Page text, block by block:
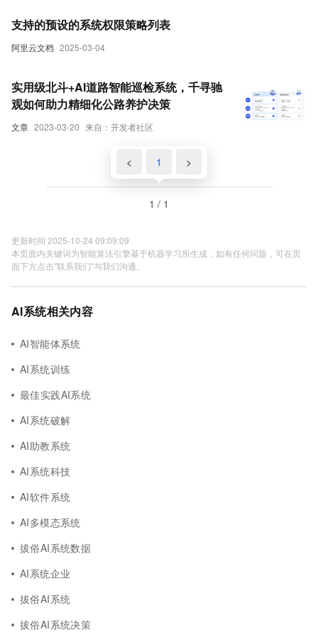
阿里云文档 2025-03-04
支持的预设的系统权限策略列表
文章 2023-03-20 来自：开发者社区
实用级北斗+AI道路智能巡检系统，千寻驰
观如何助力精细化公路养护决策
< 1 >
1 / 1
更新时间 2025-10-24 09:09:09
本页面内关键词为智能算法引擎基于机器学习所生成，如有任何问题，可在页
面下方点击"联系我们"与我们沟通。
AI系统相关内容
AI智能体系统
AI系统训练
最佳实践AI系统
AI系统破解
AI助教系统
AI系统科技
AI软件系统
AI多模态系统
拔俗AI系统数据
AI系统企业
拔俗AI系统
拔俗AI系统决策